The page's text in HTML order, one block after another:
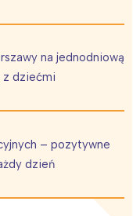
na jednodniową
z dziećmi
– pozytywne
dzień
z